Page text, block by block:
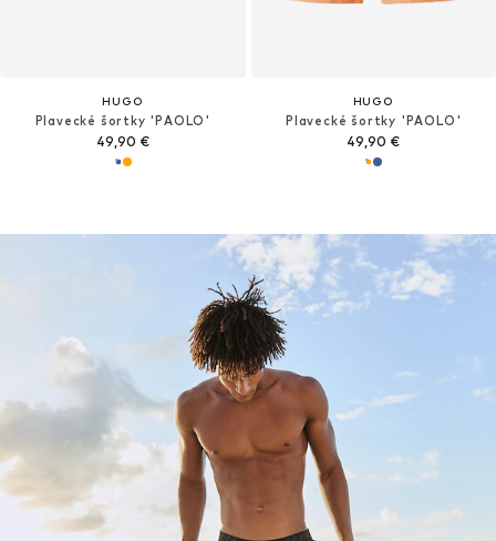
HUGO
Plavecké šortky 'PAOLO'
49,90 €
HUGO
Plavecké šortky 'PAOLO'
49,90 €